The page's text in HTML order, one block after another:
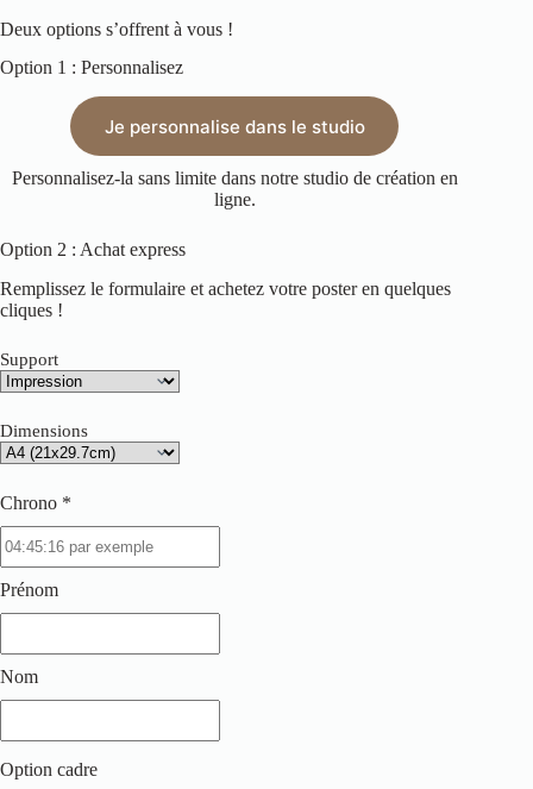
Deux options s’offrent à vous !
Option 1 : Personnalisez
Je personnalise dans le studio
Personnalisez-la sans limite dans notre studio de création en
ligne.
Option 2 : Achat express
Remplissez le formulaire et achetez votre poster en quelques
cliques !
Support
Dimensions
Chrono *
Prénom
Nom
Option cadre